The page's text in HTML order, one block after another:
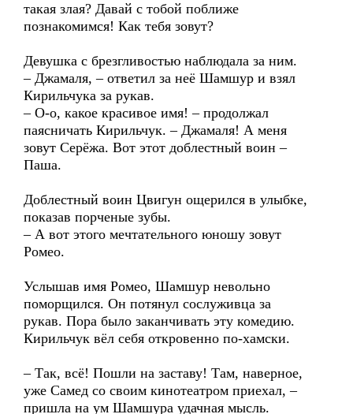
такая злая? Давай с тобой поближе
познакомимся! Как тебя зовут?
Девушка с брезгливостью наблюдала за ним.
– Джамаля, – ответил за неё Шамшур и взял
Кирильчука за рукав.
– О-о, какое красивое имя! – продолжал
паясничать Кирильчук. – Джамаля! А меня
зовут Серёжа. Вот этот доблестный воин –
Паша.
Доблестный воин Цвигун ощерился в улыбке,
показав порченые зубы.
– А вот этого мечтательного юношу зовут
Ромео.
Услышав имя Ромео, Шамшур невольно
поморщился. Он потянул сослуживца за
рукав. Пора было заканчивать эту комедию.
Кирильчук вёл себя откровенно по-хамски.
– Так, всё! Пошли на заставу! Там, наверное,
уже Самед со своим кинотеатром приехал, –
пришла на ум Шамшура удачная мысль.